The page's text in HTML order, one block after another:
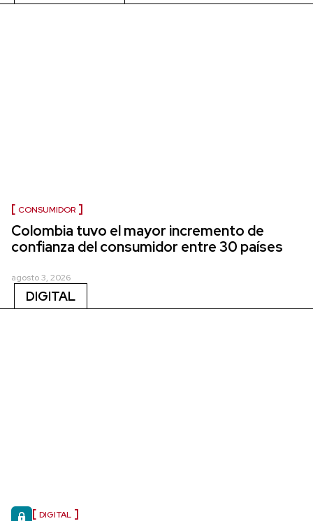
CONSUMIDOR
Colombia tuvo el mayor incremento de
confianza del consumidor entre 30 países
agosto 3, 2026
DIGITAL
DIGITAL